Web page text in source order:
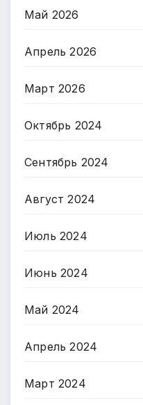
Май 2026
Апрель 2026
Март 2026
Октябрь 2024
Сентябрь 2024
Август 2024
Июль 2024
Июнь 2024
Май 2024
Апрель 2024
Март 2024